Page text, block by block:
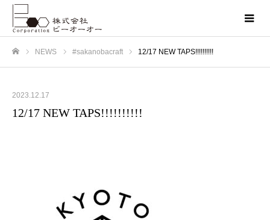
NEWS #sakanobacraft 12/17 NEW TAPS!!!!!!!!!!
2023.12.17
12/17 NEW TAPS!!!!!!!!!!